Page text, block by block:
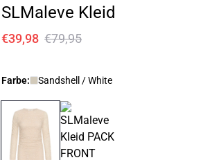
SLMaleve Kleid
€39,98 €79,95
Farbe: Sandshell / White